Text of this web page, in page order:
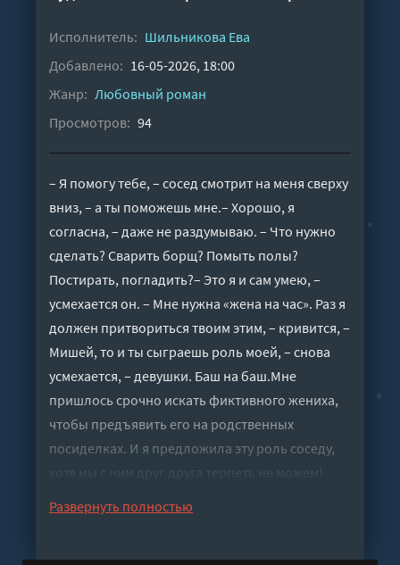
Исполнитель: Шильникова Ева
Добавлено: 16-05-2026, 18:00
Жанр: Любовный роман
Просмотров: 94
– Я помогу тебе, – сосед смотрит на меня сверху
вниз, – а ты поможешь мне.– Хорошо, я
согласна, – даже не раздумываю. – Что нужно
сделать? Сварить борщ? Помыть полы?
Постирать, погладить?– Это я и сам умею, –
усмехается он. – Мне нужна «жена на час». Раз я
должен притвориться твоим этим, – кривится, –
Мишей, то и ты сыграешь роль моей, – снова
усмехается, – девушки. Баш на баш.Мне
пришлось срочно искать фиктивного жениха,
чтобы предъявить его на родственных
посиделках. И я предложила эту роль соседу,
хотя мы с ним друг друга терпеть не можем!
Развернуть полностью